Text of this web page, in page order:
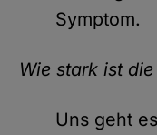
Symptom.
Wie stark ist
Uns geht